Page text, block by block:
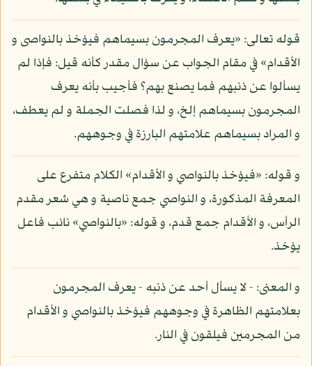
قوله تعالى: «يعرف المجرمون بسيماهم فيؤخذ بالنواصى و
الأقدام» في مقام الجواب عن سؤال مقدر كأنه قيل: فإذا لم
يسألوا عن ذنبهم فما يصنع بهم؟ فأجيب بأنه يعرف
المجرمون بسيماهم إلخ، و لذا فصلت الجملة و لم يعطف،
و المراد بسيماهم علامتهم البارزة في وجوههم.
و قوله: «فيؤخذ بالنواصي و الأقدام» الكلام متفرع على
المعرفة المذكورة، و النواصي جمع ناصية و هي شعر مقدم
الرأس، و الأقدام جمع قدم، و قوله: «بالنواصي» نائب فاعل
يؤخذ.
و المعنى: - لا يسأل أحد عن ذنبه - يعرف المجرمون
بعلامتهم الظاهرة في وجوههم فيؤخذ بالنواصي و الأقدام
من المجرمين فيلقون في النار.